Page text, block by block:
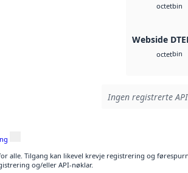
octetbin
Webside
octetbin
Ingen registrerte
alle. Tilgang kan likevel krevje registrering og
og/eller API-nøklar.